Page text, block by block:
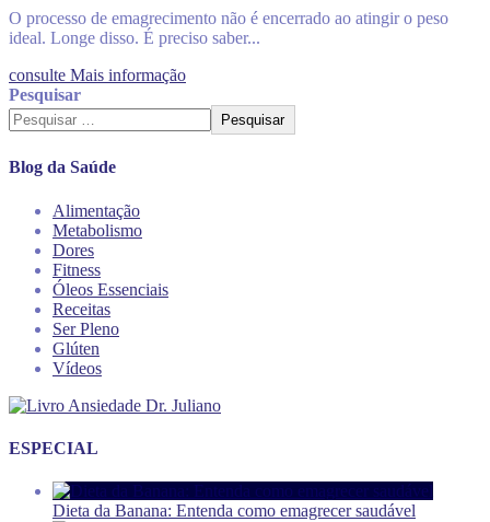
O processo de emagrecimento não é encerrado ao atingir o peso
ideal. Longe disso. É preciso saber...
consulte Mais informação
Pesquisar
Pesquisar
Blog da Saúde
Alimentação
Metabolismo
Dores
Fitness
Óleos Essenciais
Receitas
Ser Pleno
Glúten
Vídeos
ESPECIAL
Dieta da Banana: Entenda como emagrecer saudável